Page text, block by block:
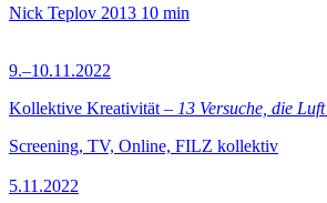
Nick Teplov 2013 10 min
9.–10.11.2022
Kollektive Kreativität – 13 Versuche, die
Screening, TV, Online, FILZ kollektiv
5.11.2022